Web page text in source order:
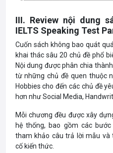
III. Review nội dung
IELTS Speaking Test
Cuốn sách không bao quát
khai thác sâu 20 chủ đề phổ
Nội dung được phân chia
từ những chủ đề quen thuộc
Hobbies cho đến các chủ đề
hơn như Social Media,
Mỗi chương đều được xây
hệ thống, bao gồm các
tham khảo câu trả lời mẫu và
cố kiến thức.